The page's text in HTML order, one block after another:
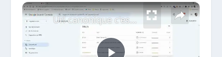
×
Url canonique c'est quoi - Comment les vérifier avec la Google Search Console